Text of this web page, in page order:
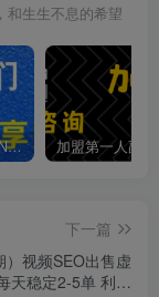
和生生不息的希望
白菜价解锁20000+N个赚钱机会，加入第一人副业终点站会员，全站资源免费学习。
下一篇
）视频SEO出售虚
天稳定2-5单 利润